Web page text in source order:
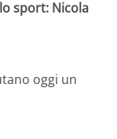
sport: Nicola
oggi un